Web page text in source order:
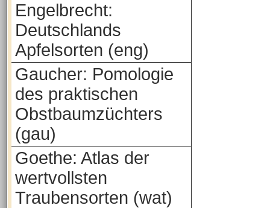
Engelbrecht:
Deutschlands
Apfelsorten (eng)
Gaucher: Pomologie
des praktischen
Obstbaumzüchters
(gau)
Goethe: Atlas der
wertvollsten
Traubensorten (wat)